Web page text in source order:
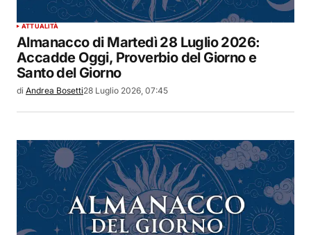
ATTUALITÀ
Almanacco di Martedì 28 Luglio 2026:
Accadde Oggi, Proverbio del Giorno e
Santo del Giorno
di Andrea Bosetti28 Luglio 2026, 07:45